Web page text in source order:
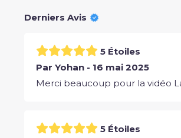
Derniers Avis
5 Étoiles
Par Yohan - 16 mai 2025
Merci beaucoup pour la vidéo
5 Étoiles